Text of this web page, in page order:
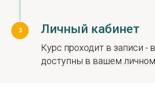
3 Личный кабинет
Курс проходит в записи -
доступны в вашем